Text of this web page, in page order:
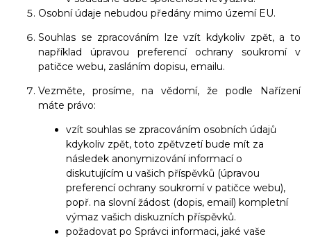
Osobní údaje nebudou předány mimo území EU.
Souhlas se zpracováním lze vzít kdykoliv zpět, a to
například úpravou preferencí ochrany soukromí v
patičce webu, zasláním dopisu, emailu.
Vezměte, prosíme, na vědomí, že podle Nařízení
máte právo:
vzít souhlas se zpracováním osobních údajů
kdykoliv zpět, toto zpětvzetí bude mít za
následek anonymizování informací o
diskutujícím u vašich příspěvků (úpravou
preferencí ochrany soukromí v patičce webu),
popř. na slovní žádost (dopis, email) kompletní
výmaz vašich diskuzních příspěvků.
požadovat po Správci informaci, jaké vaše